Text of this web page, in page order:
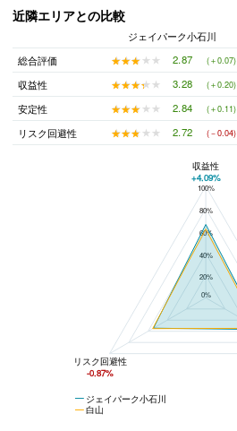
近隣エリアとの比較
ジェイパーク小石川
総合評価
★★★★★
★★★★★ 2.87 (＋0.07)
収益性
★★★★★
★★★★★ 3.28 (＋0.20)
安定性
★★★★★
★★★★★ 2.84 (＋0.11)
リスク回避性
★★★★★
★★★★★ 2.72 (－0.04)
ジェイパーク小石川と白山の平均値の総合評価の比較
100%
80%
60%
40%
20%
0%
ジェイパーク小石川
白山
収益性
+4.09%
リスク回避性
-0.87%